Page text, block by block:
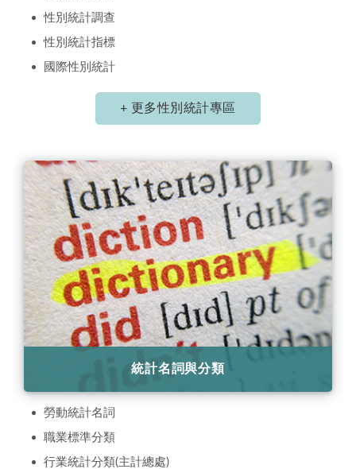
性別統計調查
性別統計指標
國際性別統計
+ 更多性別統計專區
統計名詞與分類
勞動統計名詞
職業標準分類
行業統計分類(主計總處)